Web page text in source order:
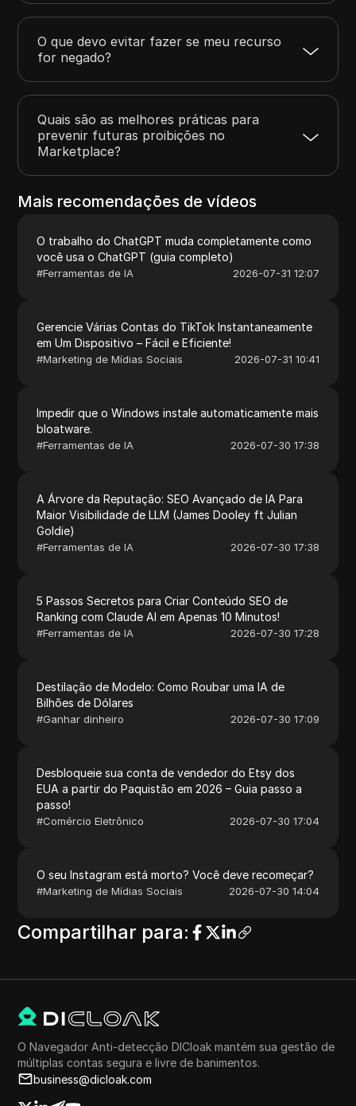
O que devo evitar fazer se meu recurso
for negado?
Quais são as melhores práticas para
prevenir futuras proibições no
Marketplace?
Mais recomendações de vídeos
O trabalho do ChatGPT muda completamente como
você usa o ChatGPT (guia completo)
#Ferramentas de IA 2026-07-31 12:07
Gerencie Várias Contas do TikTok Instantaneamente
em Um Dispositivo – Fácil e Eficiente!
#Marketing de Mídias Sociais 2026-07-31 10:41
Impedir que o Windows instale automaticamente mais
bloatware.
#Ferramentas de IA 2026-07-30 17:38
A Árvore da Reputação: SEO Avançado de IA Para
Maior Visibilidade de LLM (James Dooley ft Julian
Goldie)
#Ferramentas de IA 2026-07-30 17:38
5 Passos Secretos para Criar Conteúdo SEO de
Ranking com Claude AI em Apenas 10 Minutos!
#Ferramentas de IA 2026-07-30 17:28
Destilação de Modelo: Como Roubar uma IA de
Bilhões de Dólares
#Ganhar dinheiro 2026-07-30 17:09
Desbloqueie sua conta de vendedor do Etsy dos
EUA a partir do Paquistão em 2026 – Guia passo a
passo!
#Comércio Eletrônico 2026-07-30 17:04
O seu Instagram está morto? Você deve recomeçar?
#Marketing de Mídias Sociais 2026-07-30 14:04
Compartilhar para:
O Navegador Anti-detecção DICloak mantém sua gestão de
múltiplas contas segura e livre de banimentos.
business@dicloak.com